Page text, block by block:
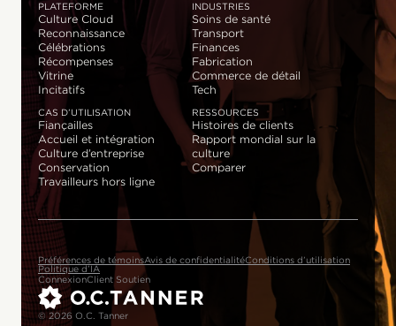
PLATEFORME
Culture Cloud
Reconnaissance
Célébrations
Récompenses
Vitrine
Incitatifs
INDUSTRIES
Soins de santé
Transport
Finances
Fabrication
Commerce de détail
Tech
CAS D’UTILISATION
Fiançailles
Accueil et intégration
Culture d’entreprise
Conservation
Travailleurs hors ligne
RESSOURCES
Histoires de clients
Rapport mondial sur la
culture
Comparer
Préférences de témoinsAvis de confidentialitéConditions d’utilisation
Politique d’IA
ConnexionClient Soutien
© 2026 O.C. Tanner